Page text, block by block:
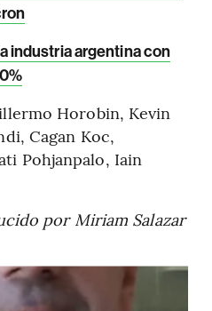
industria argentina con
Horobin, Kevin
Cagan Koc,
Pohjanpalo, Iain
por Miriam Salazar